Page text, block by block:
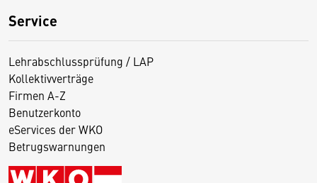
Service
Lehrabschlussprüfung / LAP
Kollektivverträge
Firmen A-Z
Benutzerkonto
eServices der WKO
Betrugswarnungen